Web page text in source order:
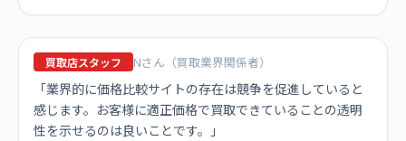
買取店スタッフ Nさん（買取業界関係者）
「業界的に価格比較サイトの存在は競争を促進していると
感じます。お客様に適正価格で買取できていることの透明
性を示せるのは良いことです。」